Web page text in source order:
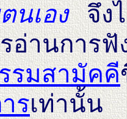
นเอง จึง
อ่านการ
รมสามัคคี
รเท่านั้น